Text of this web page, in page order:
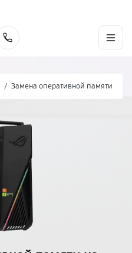
/ Замена оперативной памяти